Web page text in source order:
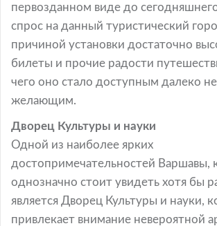
первозданном виде до
спрос на данный туристический
причиной установки достаточно
билеты и прочие радости
чего оно стало доступным далеко
желающим.
Дворец Культуры и науки
Одной из наиболее ярких
достопримечательностей Варшавы,
однозначно стоит увидеть хотя бы
является Дворец Культуры и науки,
привлекает внимание невероятной